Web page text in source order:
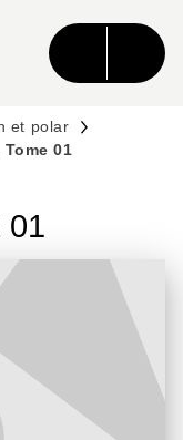
et polar
01
01